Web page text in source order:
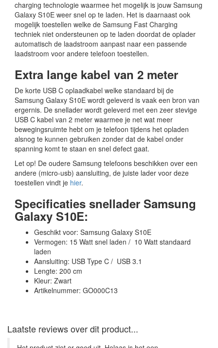
charging technologie waarmee het mogelijk is jouw Samsung
Galaxy S10E weer snel op te laden. Het is daarnaast ook
mogelijk toestellen welke de Samsung Fast Charging
techniek niet ondersteunen op te laden doordat de oplader
automatisch de laadstroom aanpast naar een passende
laadstroom voor andere telefoon toestellen.
Extra lange kabel van 2 meter
De korte USB C oplaadkabel welke standaard bij de
Samsung Galaxy S10E wordt geleverd is vaak een bron van
ergernis. De snellader wordt geleverd met een zeer stevige
USB C kabel van 2 meter waarmee je net wat meer
bewegingsruimte hebt om je telefoon tijdens het opladen
alsnog te kunnen gebruiken zonder dat de kabel onder
spanning komt te staan en snel defect gaat.
Let op! De oudere Samsung telefoons beschikken over een
andere (micro-usb) aansluiting, de juiste lader voor deze
toestellen vindt je hier.
Specificaties snellader Samsung
Galaxy S10E:
Geschikt voor: Samsung Galaxy S10E
Vermogen: 15 Watt snel laden / 10 Watt standaard
laden
Aansluiting: USB Type C / USB 3.1
Lengte: 200 cm
Kleur: Zwart
Artikelnummer: GO000C13
Laatste reviews over dit product...